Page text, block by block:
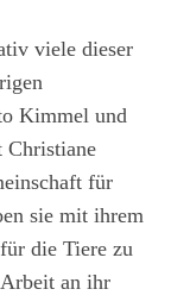
viele dieser
Kimmel und
Christiane
für
sie mit ihrem
die Tiere zu
an ihr